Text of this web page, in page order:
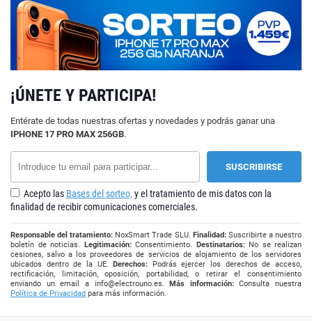
¡ÚNETE Y PARTICIPA!
Entérate de todas nuestras ofertas y novedades y podrás ganar una
IPHONE 17 PRO MAX 256GB.
Acepto las Bases del sorteo, y el tratamiento de mis datos con la
finalidad de recibir comunicaciones comerciales.
Responsable del tratamiento: NoxSmart Trade SLU. Finalidad:Suscribirte a nuestro
boletín de noticias. Legitimación:Consentimiento. Destinatarios:No se realizan
cesiones, salvo a los proveedores de servicios de alojamiento de los servidores
ubicados dentro de la UE.Derechos: Podrás ejercer los derechos de acceso,
rectificación, limitación, oposición, portabilidad, o retirar el consentimiento
enviando un email a info@electrouno.es.Más información:Consulta nuestra
Política de Privacidad para más información.